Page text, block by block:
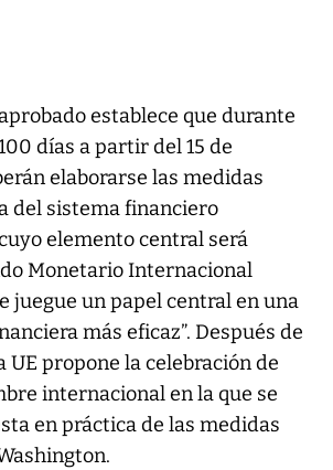
establece que durante
días a partir del 15 de
elaborarse las medidas
del sistema financiero
elemento central será
Monetario Internacional
juegue un papel central en una
más eficaz”. Después de
UE propone la celebración de
internacional en la que se
en práctica de las medidas